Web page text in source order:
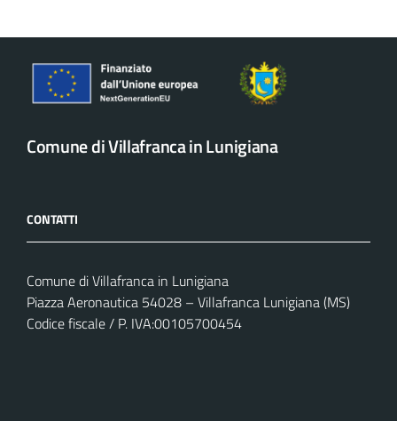
Comune di Villafranca in Lunigiana
CONTATTI
Comune di Villafranca in Lunigiana
Piazza Aeronautica 54028 – Villafranca Lunigiana (MS)
Codice fiscale / P. IVA:00105700454